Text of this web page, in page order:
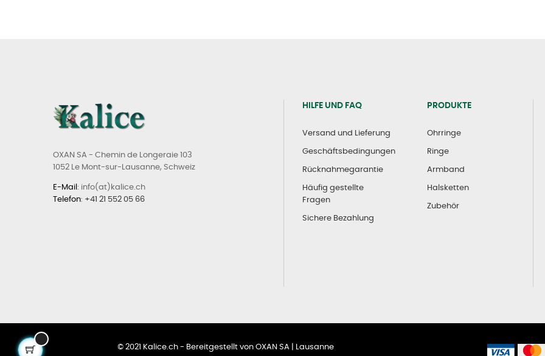
OXAN SA - Chemin de Longeraie 103
1052 Le Mont-sur-Lausanne, Schweiz
E-Mail : info(at)kalice.ch
Telefon: +41 21 552 05 66
HILFE UND FAQ
Versand und Lieferung
Geschäftsbedingungen
Rücknahmegarantie
Häufig gestellte
Fragen
Sichere Bezahlung
PRODUKTE
Ohrringe
Ringe
Armband
Halsketten
Zubehör
© 2021 Kalice.ch - Bereitgestellt von OXAN SA | Lausanne